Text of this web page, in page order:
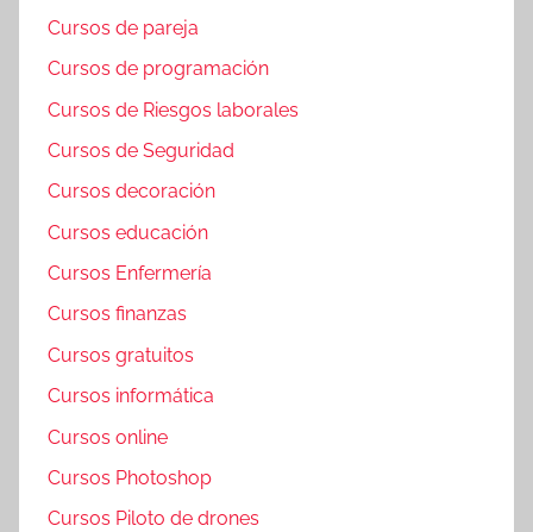
Cursos de pareja
Cursos de programación
Cursos de Riesgos laborales
Cursos de Seguridad
Cursos decoración
Cursos educación
Cursos Enfermería
Cursos finanzas
Cursos gratuitos
Cursos informática
Cursos online
Cursos Photoshop
Cursos Piloto de drones